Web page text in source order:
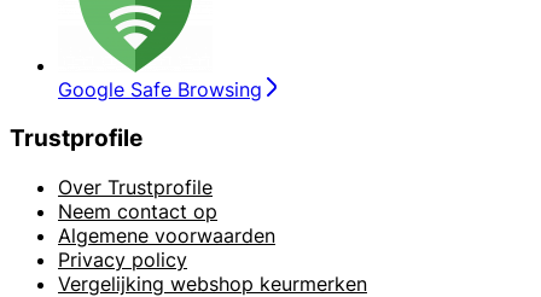
Google Safe Browsing
Trustprofile
Over Trustprofile
Neem contact op
Algemene voorwaarden
Privacy policy
Vergelijking webshop keurmerken